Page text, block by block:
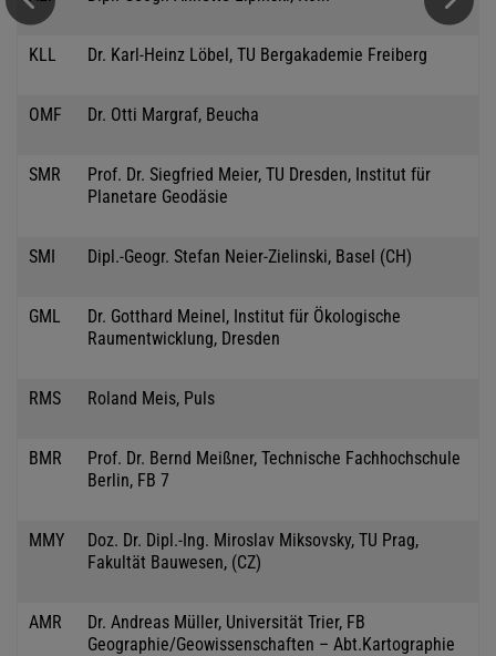
KLL Dr. Karl-Heinz Löbel, TU Bergakademie Freiberg
OMF Dr. Otti Margraf, Beucha
SMR
Prof. Dr. Siegfried Meier, TU Dresden, Institut für
Planetare Geodäsie
SMI Dipl.-Geogr. Stefan Neier-Zielinski, Basel (CH)
GML
Dr. Gotthard Meinel, Institut für Ökologische
Raumentwicklung, Dresden
RMS Roland Meis, Puls
BMR
Prof. Dr. Bernd Meißner, Technische Fachhochschule
Berlin, FB 7
MMY
Doz. Dr. Dipl.-Ing. Miroslav Miksovsky, TU Prag,
Fakultät Bauwesen, (CZ)
AMR
Dr. Andreas Müller, Universität Trier, FB
Geographie/Geowissenschaften – Abt.Kartographie